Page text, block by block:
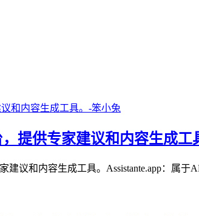
提供专家建议和内容生成工
议和内容生成工具。Assistante.app：属